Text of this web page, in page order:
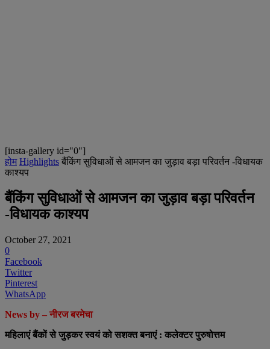
[insta-gallery id="0"]
होम Highlights बैंकिंग सुविधाओं से आमजन का जुड़ाव बड़ा परिवर्तन -विधायक
काश्यप
बैंकिंग सुविधाओं से आमजन का जुड़ाव बड़ा परिवर्तन
-विधायक काश्यप
October 27, 2021
0
Facebook
Twitter
Pinterest
WhatsApp
News by – नीरज बरमेचा
महिलाएं बैंकों से जुड़कर स्वयं को सशक्त बनाएं : कलेक्टर पुरुषोत्तम